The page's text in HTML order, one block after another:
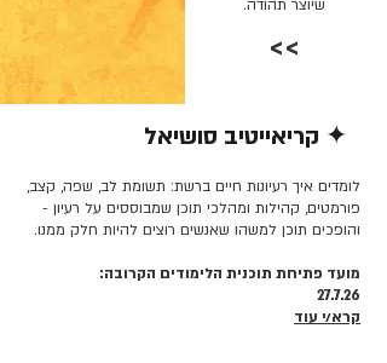
שיוצר תהודה.
>>
✦ קריאייטיב סושיאל
לומדים איך רעיונות חיים ברשת: תשומת לב, שפה, קצב,
פורמטים, קהילות ומהלכי תוכן שמבוססים על רעיון -
והופכים תוכן למשהו שאנשים רוצים להיות חלק ממנו.
מועד פתיחת תוכנית הלימודים הקרובה:
27.7.26
קרא/י עוד